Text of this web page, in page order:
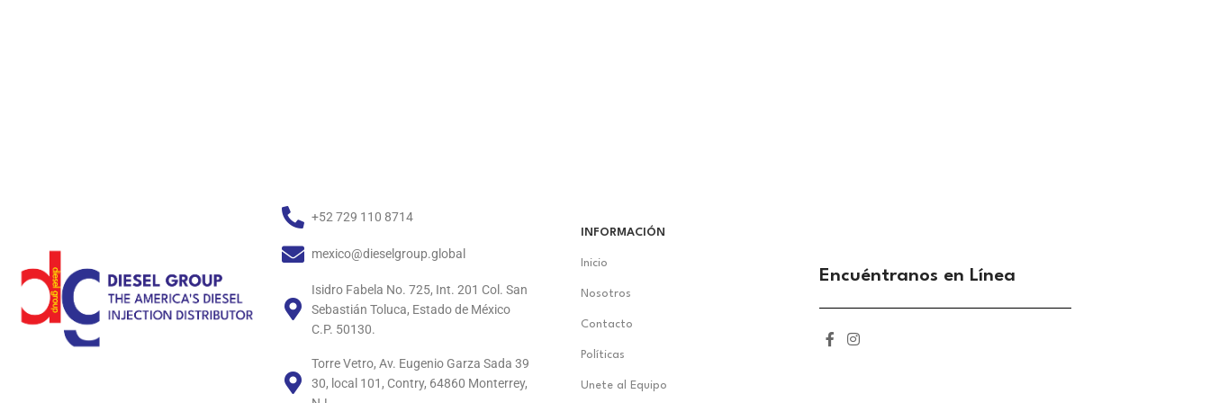
+52 729 110 8714
mexico@dieselgroup.global
Isidro Fabela No. 725, Int. 201 Col. San
Sebastián Toluca, Estado de México
C.P. 50130.
Torre Vetro, Av. Eugenio Garza Sada 39
30, local 101, Contry, 64860 Monterrey,
INFORMACIÓN
Inicio
Nosotros
Contacto
Políticas
Unete al Equipo
Encuéntranos en Línea